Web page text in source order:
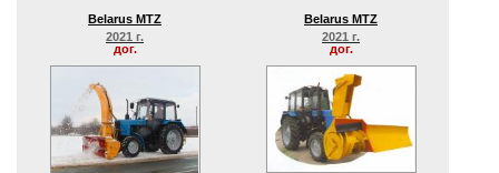
Belarus MTZ
2021 г.
дог.
Belarus MTZ
2021 г.
дог.